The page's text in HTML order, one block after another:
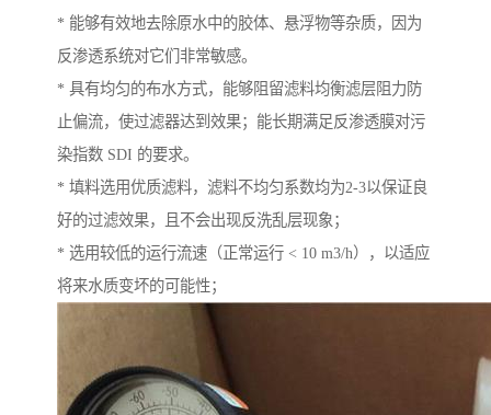
* 能够有效地去除原水中的胶体、悬浮物等杂质，因为
反渗透系统对它们非常敏感。
* 具有均匀的布水方式，能够阻留滤料均衡滤层阻力防
止偏流，使过滤器达到效果；能长期满足反渗透膜对污
染指数 SDI 的要求。
* 填料选用优质滤料，滤料不均匀系数均为2-3以保证良
好的过滤效果，且不会出现反洗乱层现象；
* 选用较低的运行流速（正常运行 < 10 m3/h），以适应
将来水质变坏的可能性；